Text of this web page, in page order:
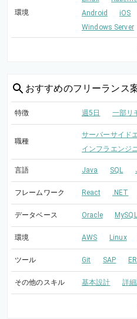
環境
Android
iOS
Windows Server
おすすめのフリーランス
特徴 週5日 一部リ
職種
サーバーサイド
インフラエンジ
言語 Java SQL
フレームワーク React .NET
データベース Oracle MySQL
環境 AWS Linux
ツール Git SAP
その他のスキル 基本設計 詳